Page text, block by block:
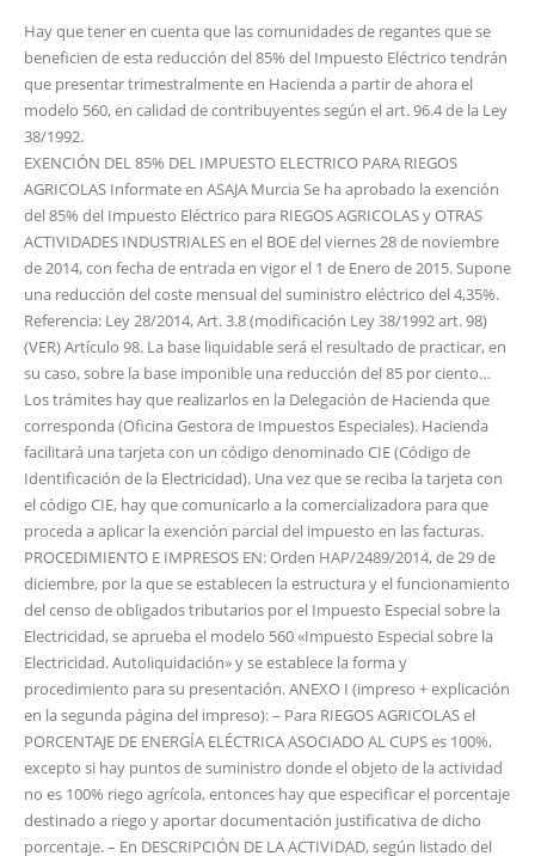
Hay que tener en cuenta que las comunidades de regantes que se
beneficien de esta reducción del 85% del Impuesto Eléctrico tendrán
que presentar trimestralmente en Hacienda a partir de ahora el
modelo 560, en calidad de contribuyentes según el art. 96.4 de la Ley
38/1992.
EXENCIÓN DEL 85% DEL IMPUESTO ELECTRICO PARA RIEGOS
AGRICOLAS Informate en ASAJA Murcia Se ha aprobado la exención
del 85% del Impuesto Eléctrico para RIEGOS AGRICOLAS y OTRAS
ACTIVIDADES INDUSTRIALES en el BOE del viernes 28 de noviembre
de 2014, con fecha de entrada en vigor el 1 de Enero de 2015. Supone
una reducción del coste mensual del suministro eléctrico del 4,35%.
Referencia: Ley 28/2014, Art. 3.8 (modificación Ley 38/1992 art. 98)
(VER) Artículo 98. La base liquidable será el resultado de practicar, en
su caso, sobre la base imponible una reducción del 85 por ciento…
Los trámites hay que realizarlos en la Delegación de Hacienda que
corresponda (Oficina Gestora de Impuestos Especiales). Hacienda
facilitará una tarjeta con un código denominado CIE (Código de
Identificación de la Electricidad). Una vez que se reciba la tarjeta con
el código CIE, hay que comunicarlo a la comercializadora para que
proceda a aplicar la exención parcial del impuesto en las facturas.
PROCEDIMIENTO E IMPRESOS EN: Orden HAP/2489/2014, de 29 de
diciembre, por la que se establecen la estructura y el funcionamiento
del censo de obligados tributarios por el Impuesto Especial sobre la
Electricidad, se aprueba el modelo 560 «Impuesto Especial sobre la
Electricidad. Autoliquidación» y se establece la forma y
procedimiento para su presentación. ANEXO I (impreso + explicación
en la segunda página del impreso): – Para RIEGOS AGRICOLAS el
PORCENTAJE DE ENERGÍA ELÉCTRICA ASOCIADO AL CUPS es 100%,
excepto si hay puntos de suministro donde el objeto de la actividad
no es 100% riego agrícola, entonces hay que especificar el porcentaje
destinado a riego y aportar documentación justificativa de dicho
porcentaje. – En DESCRIPCIÓN DE LA ACTIVIDAD, según listado del